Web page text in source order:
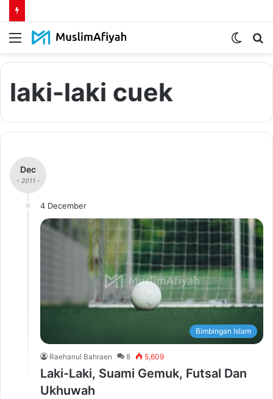
Menu
Switch
laki-laki cuek
Dec
- 2011 -
4 December
Bimbingan Islam
Raehanul Bahraen 8 5,609
Laki-Laki, Suami Gemuk, Futsal Dan
Ukhuwah